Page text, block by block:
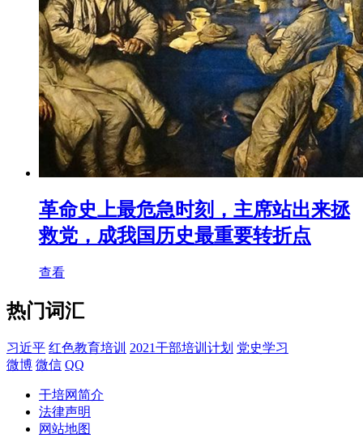
革命史上最危急时刻，主席站出来拯
救党，成我国历史最重要转折点
查看
热门词汇
习近平 红色教育培训 2021干部培训计划 党史学习
微博 微信 QQ
干培网简介
法律声明
网站地图